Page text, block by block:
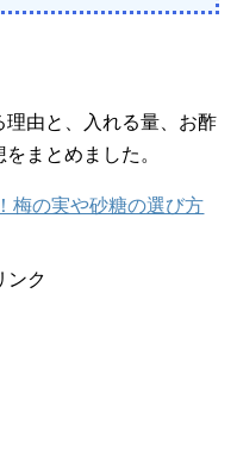
由と、入れる量、お酢
まとめました。
梅の実や砂糖の選び方
ンク